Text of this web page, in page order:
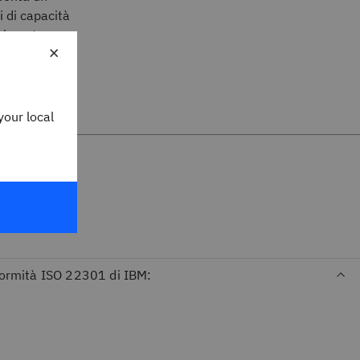
di capacità
di
ISO 22301 di IBM:
×
local